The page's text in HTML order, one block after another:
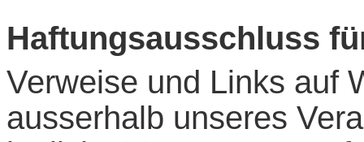
Haftungsausschluss
Verweise und Links auf
ausserhalb unseres